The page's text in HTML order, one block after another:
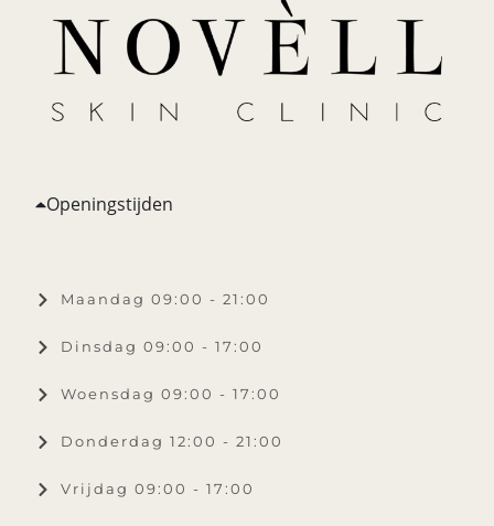
Openingstijden
Maandag 09:00 - 21:00
Dinsdag 09:00 - 17:00
Woensdag 09:00 - 17:00
Donderdag 12:00 - 21:00
Vrijdag 09:00 - 17:00